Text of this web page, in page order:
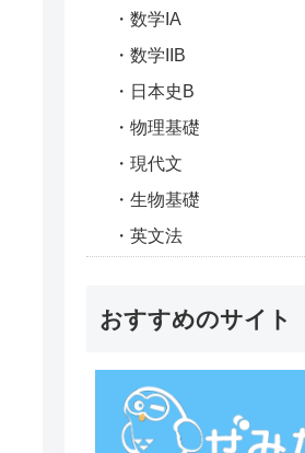
数学IA
数学IIB
日本史B
物理基礎
現代文
生物基礎
英文法
おすすめのサイト